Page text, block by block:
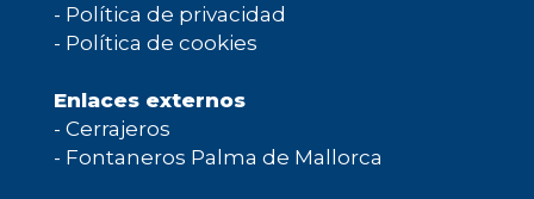
- Política de privacidad
- Política de cookies
Enlaces externos
- Cerrajeros
- Fontaneros Palma de Mallorca